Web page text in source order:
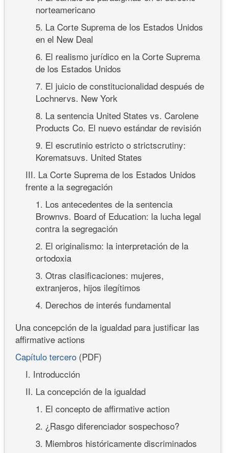
norteamericano
5. La Corte Suprema de los Estados Unidos
en el New Deal
6. El realismo jurídico en la Corte Suprema
de los Estados Unidos
7. El juicio de constitucionalidad después de
Lochnervs. New York
8. La sentencia United States vs. Carolene
Products Co. El nuevo estándar de revisión
9. El escrutinio estricto o strictscrutiny:
Korematsuvs. United States
III. La Corte Suprema de los Estados Unidos
frente a la segregación
1. Los antecedentes de la sentencia
Brownvs. Board of Education: la lucha legal
contra la segregación
2. El originalismo: la interpretación de la
ortodoxia
3. Otras clasificaciones: mujeres,
extranjeros, hijos ilegítimos
4. Derechos de interés fundamental
Una concepción de la igualdad para justificar las
affirmative actions
Capítulo tercero (PDF)
I. Introducción
II. La concepción de la igualdad
1. El concepto de affirmative action
2. ¿Rasgo diferenciador sospechoso?
3. Miembros históricamente discriminados